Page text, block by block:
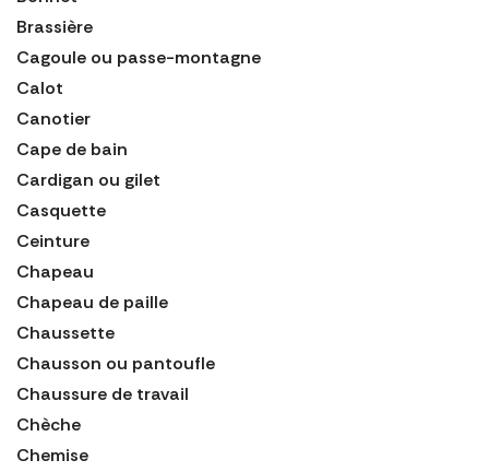
Brassière
Cagoule ou passe-montagne
Calot
Canotier
Cape de bain
Cardigan ou gilet
Casquette
Ceinture
Chapeau
Chapeau de paille
Chaussette
Chausson ou pantoufle
Chaussure de travail
Chèche
Chemise